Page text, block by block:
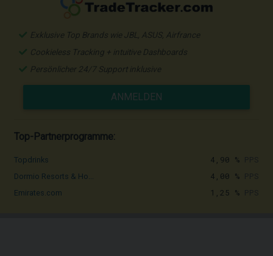
Exklusive Top Brands wie JBL, ASUS, Airfrance
Cookieless Tracking + intuitive Dashboards
Persönlicher 24/7 Support inklusive
ANMELDEN
Top-Partnerprogramme:
Topdrinks 4,90 %
Dormio Resorts & Ho... 4,00 %
Emirates.com 1,25 %